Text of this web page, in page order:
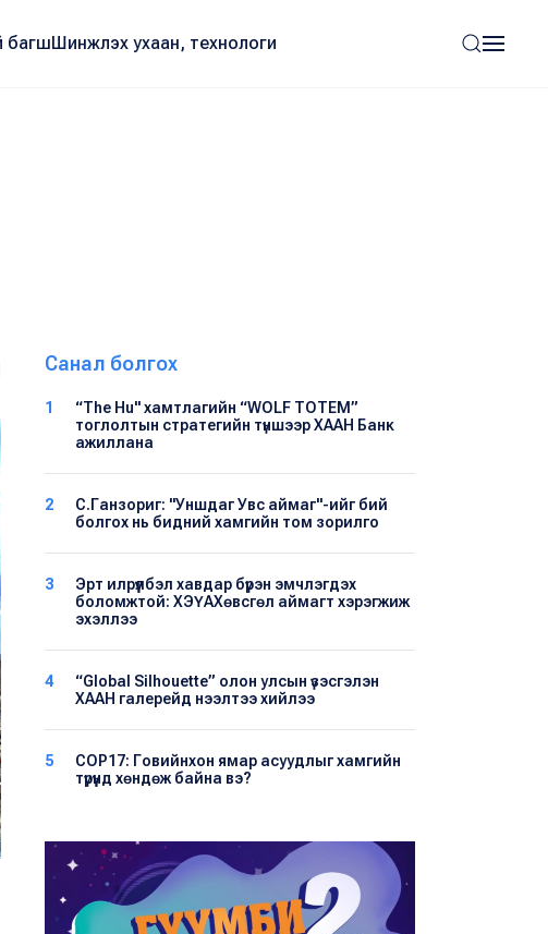
багшШинжлэх ухаан, технологи
Санал болгох
1
“The Hu" хамтлагийн “WOLF TOTEM”
тоглолтын стратегийн түншээр ХААН Банк
ажиллана
2
С.Ганзориг: "Уншдаг Увс аймаг"-ийг бий
болгох нь бидний хамгийн том зорилго
3
Эрт илрүүлбэл хавдар бүрэн эмчлэгдэх
боломжтой: ХЭҮА​Хөвсгөл аймагт хэрэгжиж
эхэллээ
4
“Global Silhouette” олон улсын үзэсгэлэн
ХААН галерейд нээлтээ хийлээ
5
COP17: Говийнхон ямар асуудлыг хамгийн
түрүүнд хөндөж байна вэ?